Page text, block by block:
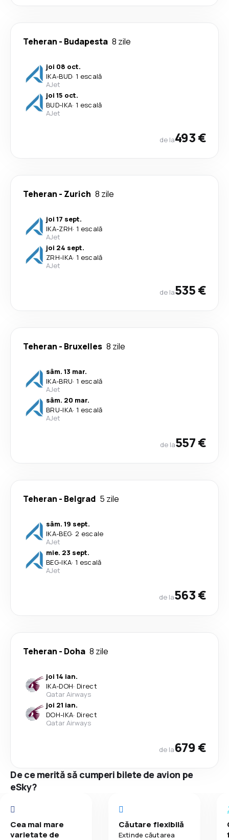
Teheran - Budapesta 8 zile
joi 08 oct.
IKA-BUD· 1 escală
AJet
joi 15 oct.
BUD-IKA· 1 escală
AJet
de la493 €
Teheran - Zurich 8 zile
joi 17 sept.
IKA-ZRH· 1 escală
AJet
joi 24 sept.
ZRH-IKA· 1 escală
AJet
de la535 €
Teheran - Bruxelles 8 zile
sâm. 13 mar.
IKA-BRU· 1 escală
AJet
sâm. 20 mar.
BRU-IKA· 1 escală
AJet
de la557 €
Teheran - Belgrad 5 zile
sâm. 19 sept.
IKA-BEG· 2 escale
AJet
mie. 23 sept.
BEG-IKA· 1 escală
AJet
de la563 €
Teheran - Doha 8 zile
joi 14 ian.
IKA-DOH· Direct
Qatar Airways
joi 21 ian.
DOH-IKA· Direct
Qatar Airways
de la679 €
De ce merită să cumperi bilete de avion pe
eSky?
Cea mai mare
varietate de
Căutare flexibilă
Extinde căutarea